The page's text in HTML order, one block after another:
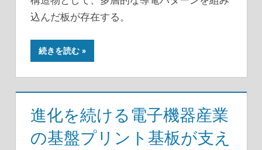
込んだ板が存在する。
続きを読む
進化を続ける電子機器産業
の基盤プリント基板が支え